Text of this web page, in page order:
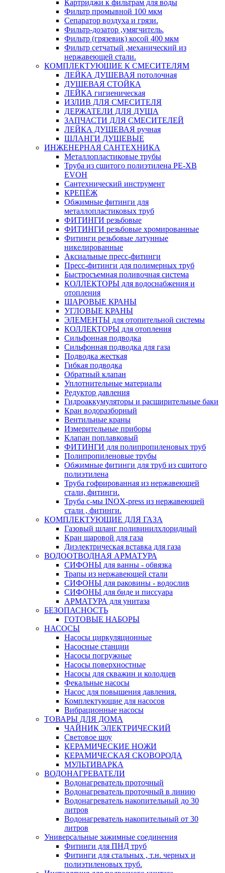
Картриджи к фильтрам для воды
Фильтр промывной 100 мкм
Сепаратор воздуха и грязи.
Фильтр-дозатор ,умягчитель.
Фильтр (грязевик) косой 400 мкм
Фильтр сетчатый ,механический из
нержавеющей стали.
КОМПЛЕКТУЮЩИЕ К СМЕСИТЕЛЯМ
ЛЕЙКА ДУШЕВАЯ потолочная
ДУШЕВАЯ СТОЙКА
ЛЕЙКА гигиеническая
ИЗЛИВ ДЛЯ СМЕСИТЕЛЯ
ДЕРЖАТЕЛИ ДЛЯ ДУША
ЗАПЧАСТИ ДЛЯ СМЕСИТЕЛЕЙ
ЛЕЙКА ДУШЕВАЯ ручная
ШЛАНГИ ДУШЕВЫЕ
ИНЖЕНЕРНАЯ САНТЕХНИКА
Металлопластиковые трубы
Труба из сшитого полиэтилена PE-XB
EVOH
Сантехнический инструмент
КРЕПЁЖ
Обжимные фитинги для
металлопластиковых труб
ФИТИНГИ резьбовые
ФИТИНГИ резьбовые хромированные
Фитинги резьбовые латунные
никелированные
Аксиальные пресс-фитинги
Пресс-фитинги для полимерных труб
Быстросъемная поливочная система
КОЛЛЕКТОРЫ для водоснабжения и
отопления
ШАРОВЫЕ КРАНЫ
УГЛОВЫЕ КРАНЫ
ЭЛЕМЕНТЫ для отопительной системы
КОЛЛЕКТОРЫ для отопления
Сильфонная подводка
Cильфонная подводка для газа
Подводка жесткая
Гибкая подводка
Обратный клапан
Уплотнительные материалы
Редуктор давления
Гидроаккумуляторы и расширительные баки
Кран водоразборный
Вентильные краны
Измерительные приборы
Клапан поплавковый
ФИТИНГИ для полипропиленовых труб
Полипропиленовые трубы
Обжимные фитинги для труб из сшитого
полиэтилена
Труба гофрированная из нержавеющей
стали, фитинги.
Труба с-мы INOX-press из нержавеющей
стали , фитинги.
КОМПЛЕКТУЮЩИЕ ДЛЯ ГАЗА
Газовый шланг поливинилхлоридный
Кран шаровой для газа
Диэлектрическая вставка для газа
ВОДООТВОДНАЯ АРМАТУРА
СИФОНЫ для ванны - обвязка
Трапы из нержавеющей стали
СИФОНЫ для раковины - водослив
СИФОНЫ для биде и писсуара
АРМАТУРА для унитаза
БЕЗОПАСНОСТЬ
ГОТОВЫЕ НАБОРЫ
НАСОСЫ
Насосы циркуляционные
Насосные станции
Насосы погружные
Насосы поверхностные
Насосы для скважин и колодцев
Фекальные насосы
Насос для повышения давления.
Комплектующие для насосов
Вибрационные насосы
ТОВАРЫ ДЛЯ ДОМА
ЧАЙНИК ЭЛЕКТРИЧЕСКИЙ
Световое шоу
КЕРАМИЧЕСКИЕ НОЖИ
КЕРАМИЧЕСКАЯ СКОВОРОДА
МУЛЬТИВАРКА
ВОДОНАГРЕВАТЕЛИ
Водонагреватель проточный
Водонагреватель проточный в линию
Водонагреватель накопительный до 30
литров
Водонагреватель накопительный от 30
литров
Универсальные зажимные соединения
Фитинги для ПНД труб
Фитинги для стальных , т.н. черных и
полиэтиленовых труб.